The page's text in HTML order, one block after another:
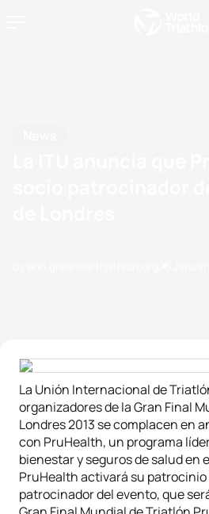
La Unión Internacional de
organizadores de la Gran Final
Londres 2013 se complacen en
con PruHealth, un programa
bienestar y seguros de salud en
PruHealth activará su
patrocinador del evento, que